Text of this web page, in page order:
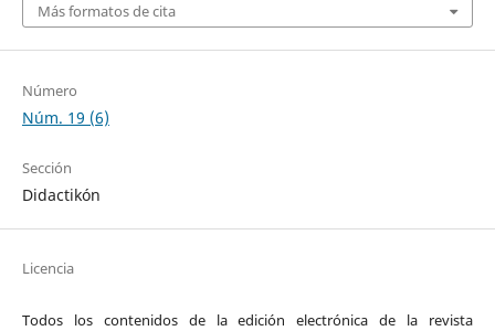
Más formatos de cita
Número
Núm. 19 (6)
Sección
Didactikón
Licencia
Todos los contenidos de la edición electrónica de la revista